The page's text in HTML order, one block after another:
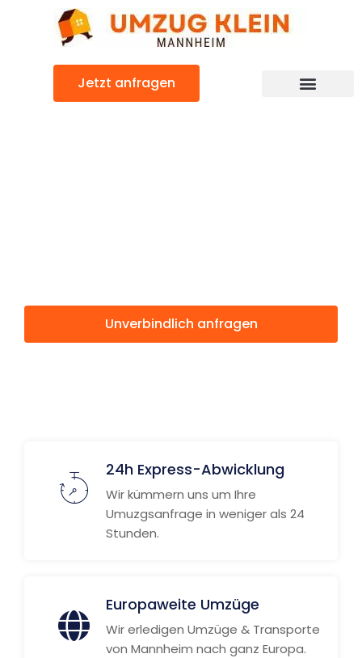
Jetzt anfragen
Unverbindlich anfragen
24h Express-Abwicklung
Wir kümmern uns um Ihre
Umuzgsanfrage in weniger als 24
Stunden.
Europaweite Umzüge
Wir erledigen Umzüge & Transporte
von Mannheim nach ganz Europa.